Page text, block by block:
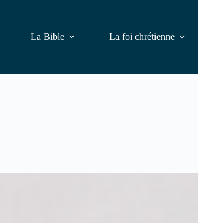
La Bible La foi chrétienne